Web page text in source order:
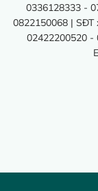
0336128333 -
0822150068 | SĐT
02422200520 -